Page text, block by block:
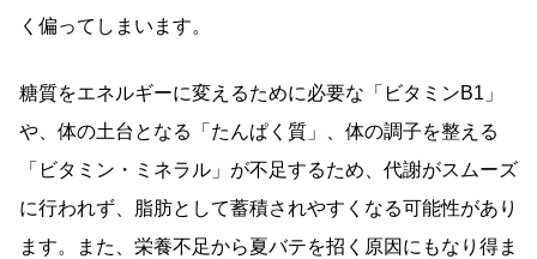
く偏ってしまいます。
糖質をエネルギーに変えるために必要な「ビタミンB1」
や、体の土台となる「たんぱく質」、体の調子を整える
「ビタミン・ミネラル」が不足するため、代謝がスムーズ
に行われず、脂肪として蓄積されやすくなる可能性があり
ます。また、栄養不足から夏バテを招く原因にもなり得ま